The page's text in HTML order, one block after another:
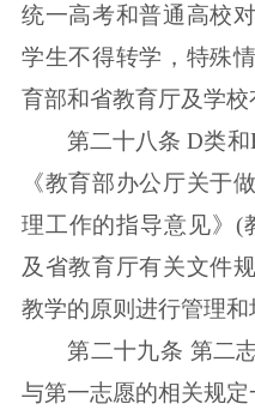
统一高考和普通高校
学生不得转学，特殊
育部和省教育厅及学校
第二十八条 D类
《教育部办公厅关于
理工作的指导意见》(
及省教育厅有关文件
教学的原则进行管理和
第二十九条 第二
与第一志愿的相关规定